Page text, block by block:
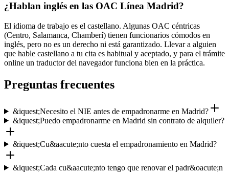
¿Hablan inglés en las OAC Línea Madrid?
El idioma de trabajo es el castellano. Algunas OAC céntricas
(Centro, Salamanca, Chamberí) tienen funcionarios cómodos en
inglés, pero no es un derecho ni está garantizado. Llevar a alguien
que hable castellano a tu cita es habitual y aceptado, y para el trámite
online un traductor del navegador funciona bien en la práctica.
Preguntas frecuentes
&iquest;Necesito el NIE antes de empadronarme en Madrid?
&iquest;Puedo empadronarme en Madrid sin contrato de alquiler?
&iquest;Cu&aacute;nto cuesta el empadronamiento en Madrid?
&iquest;Cada cu&aacute;nto tengo que renovar el padr&oacute;n